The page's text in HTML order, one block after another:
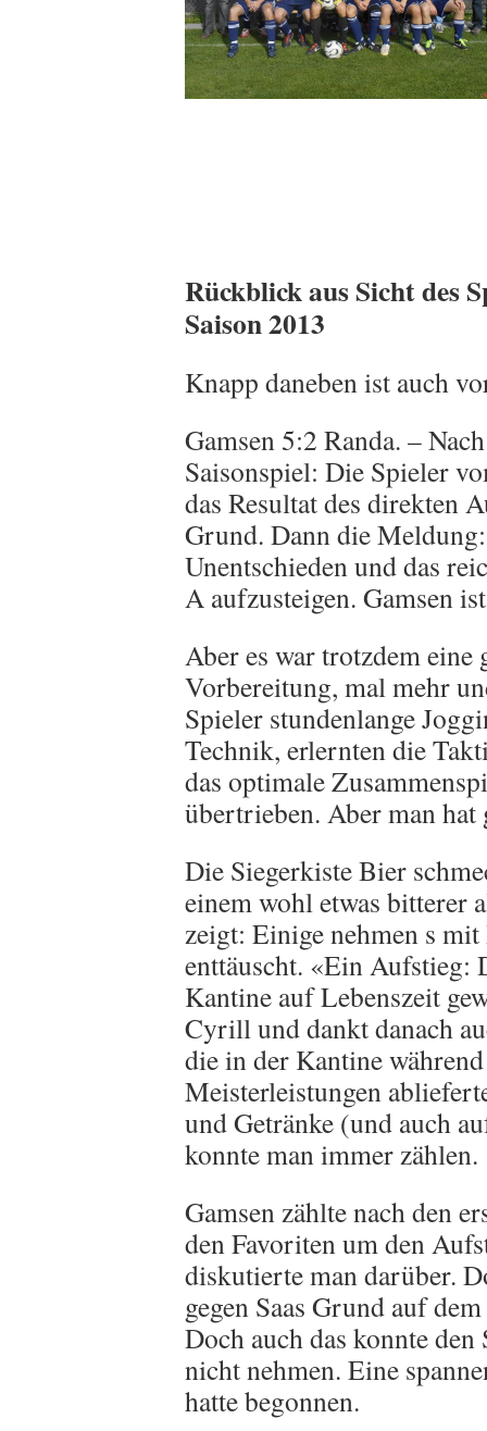
Rückblick aus Sicht des
Saison 2013
Knapp daneben ist auch
Gamsen 5:2 Randa. –
Saisonspiel: Die Spieler
das Resultat des direkten
Grund. Dann die
Unentschieden und das
A aufzusteigen. Gamsen
Aber es war trotzdem
Vorbereitung, mal mehr
Spieler stundenlange
Technik, erlernten die
das optimale
übertrieben. Aber man hat
Die Siegerkiste Bier
einem wohl etwas bitterer
zeigt: Einige nehmen s
enttäuscht. «Ein Aufstieg:
Kantine auf Lebenszeit
Cyrill und dankt danach
die in der Kantine
Meisterleistungen
und Getränke (und auch
konnte man immer zählen.
Gamsen zählte nach den
den Favoriten um den
diskutierte man darüber.
gegen Saas Grund auf
Doch auch das konnte
nicht nehmen. Eine
hatte begonnen.